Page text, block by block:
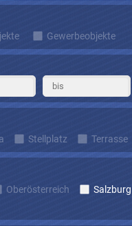
Gewerbeobjekte
Stellplatz Terrasse
Oberösterreich Salzburg